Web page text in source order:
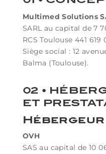
Multimed Solutions
SARL au capital de 7
RCS Toulouse 441 619
Siège social : 12
Balma (Toulouse).
02 •
ET
Hébergeur
OVH
SAS au capital de 10